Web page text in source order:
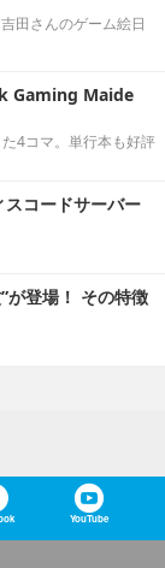
田さんのゲーム絵日
Gaming Maide
4コマ。単行本も好評
コードサーバー
が登場！ その特徴
YouTube